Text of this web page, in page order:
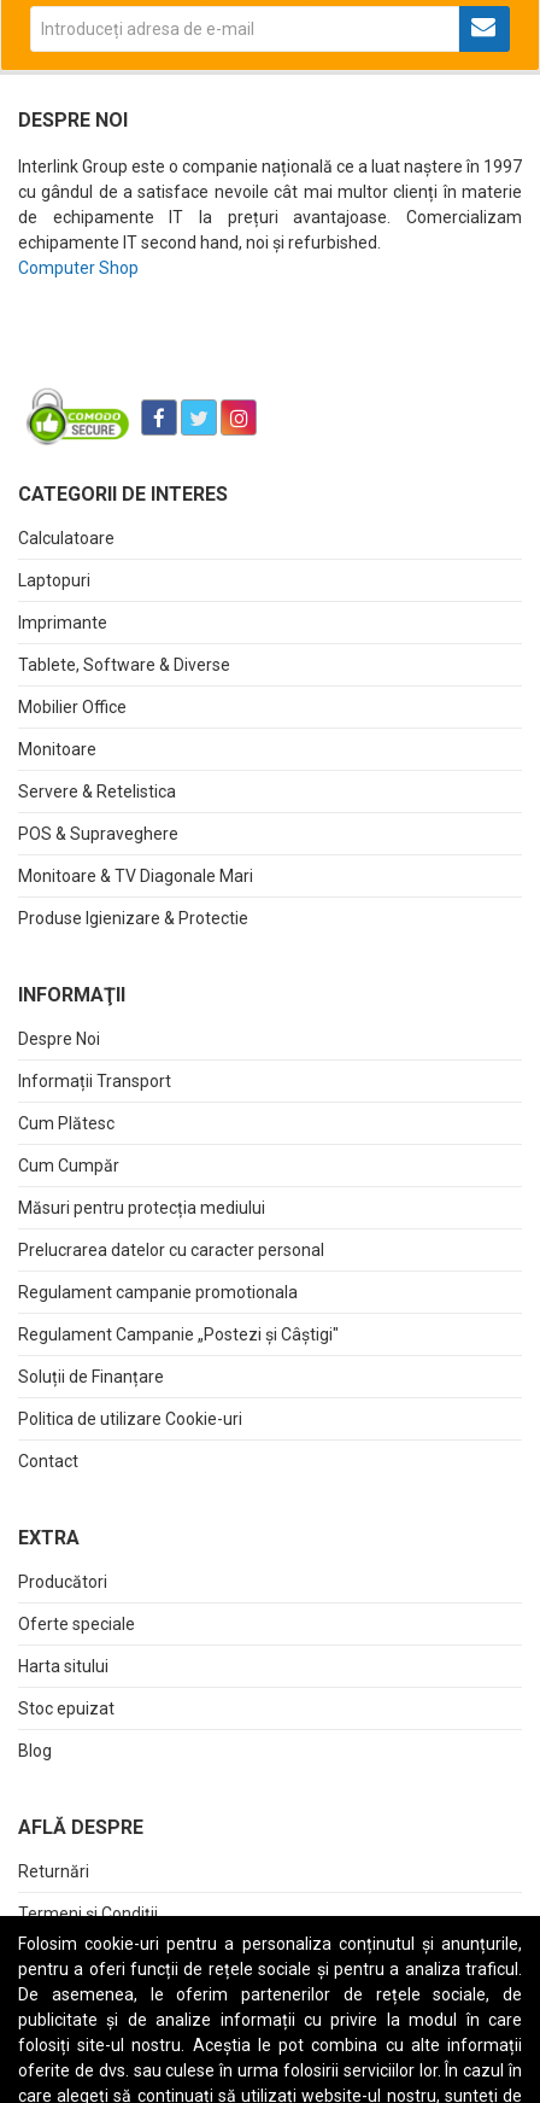
Folosim cookie-uri pentru a personaliza conținutul și anunțurile,
pentru a oferi funcții de rețele sociale și pentru a analiza traficul.
De asemenea, le oferim partenerilor de rețele sociale, de
publicitate și de analize informații cu privire la modul în care
folosiți site-ul nostru. Aceștia le pot combina cu alte informații
oferite de dvs. sau culese în urma folosirii serviciilor lor. În cazul în
care alegeți să continuați să utilizați website-ul nostru, sunteți de
DESPRE NOI
Interlink Group este o companie națională ce a luat naștere în 1997
cu gândul de a satisface nevoile cât mai multor clienți în materie
de echipamente IT la prețuri avantajoase. Comercializam
echipamente IT second hand, noi și refurbished.
Computer Shop
CATEGORII DE INTERES
Calculatoare
Laptopuri
Imprimante
Tablete, Software & Diverse
Mobilier Office
Monitoare
Servere & Retelistica
POS & Supraveghere
Monitoare & TV Diagonale Mari
Produse Igienizare & Protectie
INFORMAŢII
Despre Noi
Informații Transport
Cum Plătesc
Cum Cumpăr
Măsuri pentru protecția mediului
Prelucrarea datelor cu caracter personal
Regulament campanie promotionala
Regulament Campanie „Postezi și Câștigi"
Soluții de Finanțare
Politica de utilizare Cookie-uri
Contact
EXTRA
Producători
Oferte speciale
Harta sitului
Stoc epuizat
Blog
AFLĂ DESPRE
Returnări
Termeni și Condiții
Raport date personale
Cerere stergere cont